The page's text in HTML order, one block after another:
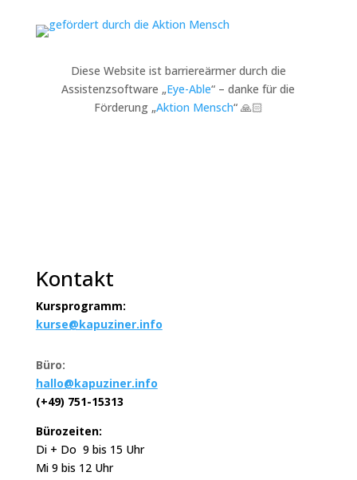
Diese Website ist barriereärmer durch die
Assistenzsoftware „Eye-Able“ – danke für die
Förderung „Aktion Mensch“ 🙏🏻
Kontakt
Kursprogramm:
kurse@kapuziner.info
Büro:
hallo@kapuziner.info
(+49) 751-15313
Bürozeiten:
Di + Do 9 bis 15 Uhr
Mi 9 bis 12 Uhr